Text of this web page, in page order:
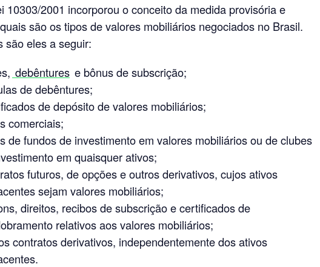
10303/2001 incorporou o conceito da medida provisória e
são os tipos de valores mobiliários negociados no Brasil.
são eles a seguir:
debêntures e bônus de subscrição;
de debêntures;
de depósito de valores mobiliários;
comerciais;
de fundos de investimento em valores mobiliários ou de clubes
em quaisquer ativos;
futuros, de opções e outros derivativos, cujos ativos
sejam valores mobiliários;
direitos, recibos de subscrição e certificados de
relativos aos valores mobiliários;
contratos derivativos, independentemente dos ativos